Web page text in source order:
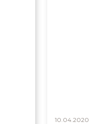
щоб
10.04.2020